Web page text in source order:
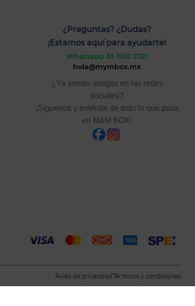
¿Preguntas? ¿Dudas?
¡Estamos aquí para ayudarte!
Whatsapp 55 1952 7321
hola@mymbox.mx
¿Ya somos amigos en las redes
sociales?
¡Síguenos y entérate de todo lo que pasa
en M&M BOX!
Aviso de privacidadTérminos y condiciones